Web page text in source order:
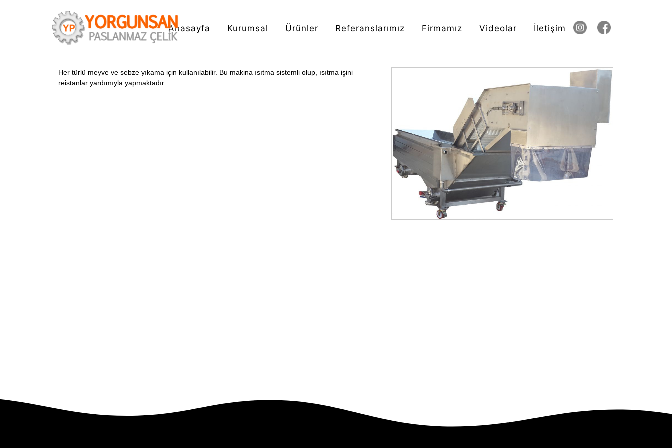
Her türlü meyve ve sebze yıkama için kullanılabilir. Bu makina ısıtma sistemli olup, ısıtma işini
reistanlar yardımıyla yapmaktadır.
Anasayfa Kurumsal Ürünler Referanslarımız Firmamız Videolar İletişim